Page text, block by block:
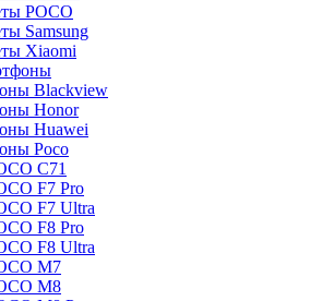
POCO
Samsung
Xiaomi
Blackview
Honor
Huawei
Poco
C71
F7 Pro
F7 Ultra
F8 Pro
F8 Ultra
M7
M8